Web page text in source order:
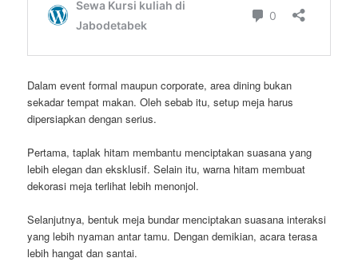
Dalam event formal maupun corporate, area dining bukan
sekadar tempat makan. Oleh sebab itu, setup meja harus
dipersiapkan dengan serius.
Pertama, taplak hitam membantu menciptakan suasana yang
lebih elegan dan eksklusif. Selain itu, warna hitam membuat
dekorasi meja terlihat lebih menonjol.
Selanjutnya, bentuk meja bundar menciptakan suasana interaksi
yang lebih nyaman antar tamu. Dengan demikian, acara terasa
lebih hangat dan santai.